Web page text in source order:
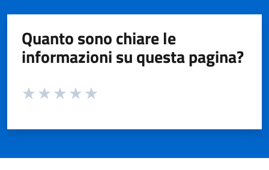
Quanto sono chiare le
informazioni su questa pagina?
Valuta da 1 a 5 stelle la pagina